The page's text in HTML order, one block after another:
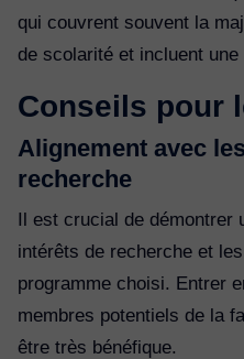
qui couvrent souvent la
de scolarité et incluent
Conseils pour
Alignement avec
recherche
Il est crucial de démontrer
intérêts de recherche et
programme choisi. Entrer
membres potentiels de la
être très bénéfique.